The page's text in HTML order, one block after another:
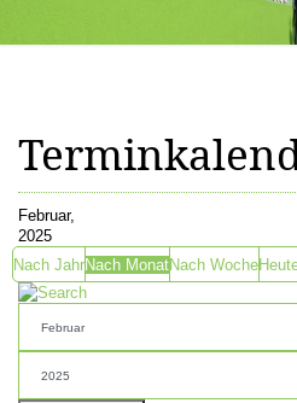
Februar,
2025
Nach JahrNach MonatNach Woche